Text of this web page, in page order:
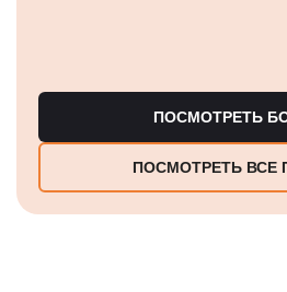
ПОСМОТРЕТЬ
ПОСМОТРЕТЬ ВСЕ